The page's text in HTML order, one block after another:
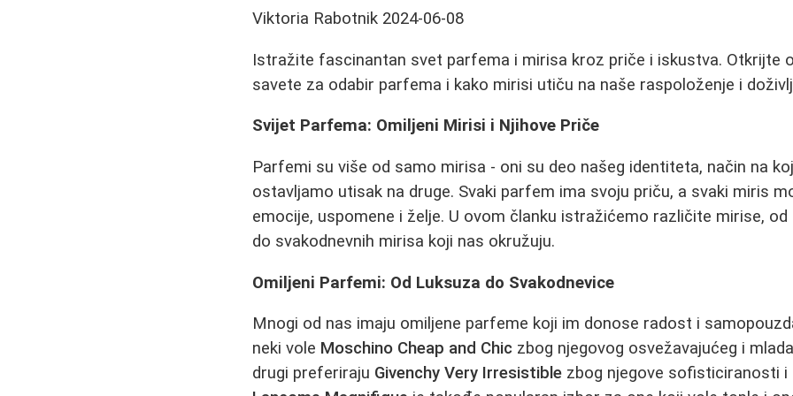
Viktoria Rabotnik 2024-06-08
Istražite fascinantan svet parfema i mirisa kroz priče i iskustva. Otkrijte
savete za odabir parfema i kako mirisi utiču na naše raspoloženje i
Svijet Parfema: Omiljeni Mirisi i Njihove Priče
Parfemi su više od samo mirisa - oni su deo našeg identiteta, način na
ostavljamo utisak na druge. Svaki parfem ima svoju priču, a svaki miris
emocije, uspomene i želje. U ovom članku istražićemo različite mirise,
do svakodnevnih mirisa koji nas okružuju.
Omiljeni Parfemi: Od Luksuza do Svakodnevice
Mnogi od nas imaju omiljene parfeme koji im donose radost i
neki vole Moschino Cheap and Chic zbog njegovog osvežavajućeg i
drugi preferiraju Givenchy Very Irresistible zbog njegove sofisticiranosti i